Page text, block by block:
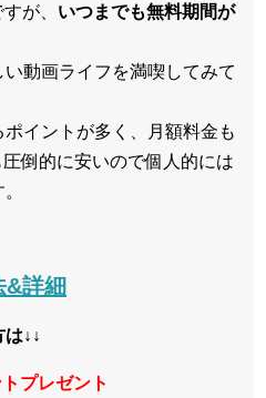
が、 いつまでも無料期間が
動画ライフを満喫してみて
イントが多く、月額料金も
倒的に安いので個人的には
詳細
↓↓
プレゼント